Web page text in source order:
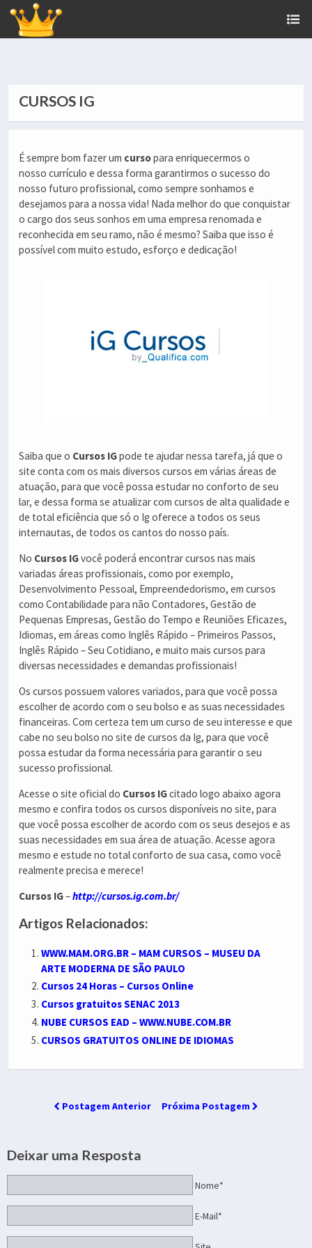
CURSOS IG
É sempre bom fazer um cursopara enriquecermos o
nosso currículo e dessa forma garantirmos o sucesso do
nosso futuro profissional, como sempre sonhamos e
desejamos para a nossa vida! Nada melhor do que conquistar
o cargo dos seus sonhos em uma empresa renomada e
reconhecida em seu ramo, não é mesmo? Saiba que isso é
possível com muito estudo, esforço e dedicação!
Saiba que o Cursos IGpode te ajudar nessa tarefa, já que o
site conta com os mais diversos cursos em várias áreas de
atuação, para que você possa estudar no conforto de seu
lar, e dessa forma se atualizar com cursos de alta qualidade e
de total eficiência que só o Ig oferece a todos os seus
internautas, de todos os cantos do nosso país.
No Cursos IGvocê poderá encontrar cursos nas mais
variadas áreas profissionais, como por exemplo,
Desenvolvimento Pessoal, Empreendedorismo, em cursos
como Contabilidade para não Contadores, Gestão de
Pequenas Empresas, Gestão do Tempo e Reuniões Eficazes,
Idiomas, em áreas como Inglês Rápido – Primeiros Passos,
Inglês Rápido – Seu Cotidiano, e muito mais cursos para
diversas necessidades e demandas profissionais!
Os cursos possuem valores variados, para que você possa
escolher de acordo com o seu bolso e as suas necessidades
financeiras. Com certeza tem um curso de seu interesse e que
cabe no seu bolso no site de cursos da Ig, para que você
possa estudar da forma necessária para garantir o seu
sucesso profissional.
Acesse o site oficial do Cursos IGcitado logo abaixo agora
mesmo e confira todos os cursos disponíveis no site, para
que você possa escolher de acordo com os seus desejos e as
suas necessidades em sua área de atuação. Acesse agora
mesmo e estude no total conforto de sua casa, como você
realmente precisa e merece!
Cursos IG–http://cursos.ig.com.br/
Artigos Relacionados:
WWW.MAM.ORG.BR – MAM CURSOS – MUSEU DA
ARTE MODERNA DE SÃO PAULO
Cursos 24 Horas – Cursos Online
Cursos gratuitos SENAC 2013
NUBE CURSOS EAD – WWW.NUBE.COM.BR
CURSOS GRATUITOS ONLINE DE IDIOMAS
Postagem Anterior Próxima Postagem
Deixar uma Resposta
Nome*
E-Mail*